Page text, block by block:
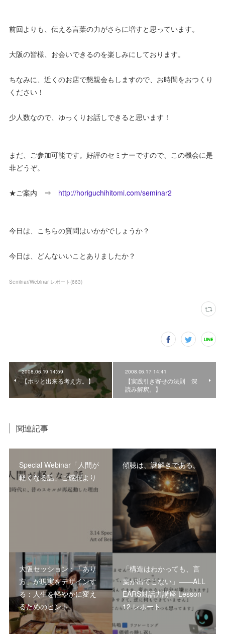
前回よりも、伝える言葉の力がさらに増すと思っています。
大阪の皆様、お会いできるのを楽しみにしております。
ちなみに、近くのお店で懇親会もしますので、お時間をおつくり
ください！
少人数なので、ゆっくりお話しできると思います！
まだ、ご参加可能です。好評のセミナーですので、この機会に是
非どうぞ。
★ご案内 ⇒ http://horiguchihitomi.com/seminar2
今日は、こちらの質問はいかがでしょうか？
今日は、どんないいことありましたか？
Seminar/Webinar レポート (663)
2008.06.19 14:59
【ホッと出来る考え方。】
2008.06.17 14:41
【実践引き寄せの法則 深
読み解釈。】
関連記事
Special Webinar「人間が
軽くなる話」ご感想より
傾聴は、謎解きである。
大阪セッション：「あり
方」が現実をデザインす
る：人生を軽やかに変え
るためのヒント
「構造はわかっても、言
葉が出てこない」――ALL
EARS対話力講座 Lesson
12 レポート